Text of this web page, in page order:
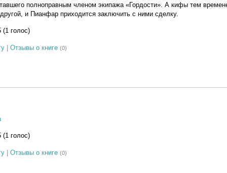
полноправным членом экипажа «Гордости». А кифы тем
и Пианфар приходится заключить с ними сделку.
(1 голос)
| Отзывы о книге (0)
(1 голос)
| Отзывы о книге (0)